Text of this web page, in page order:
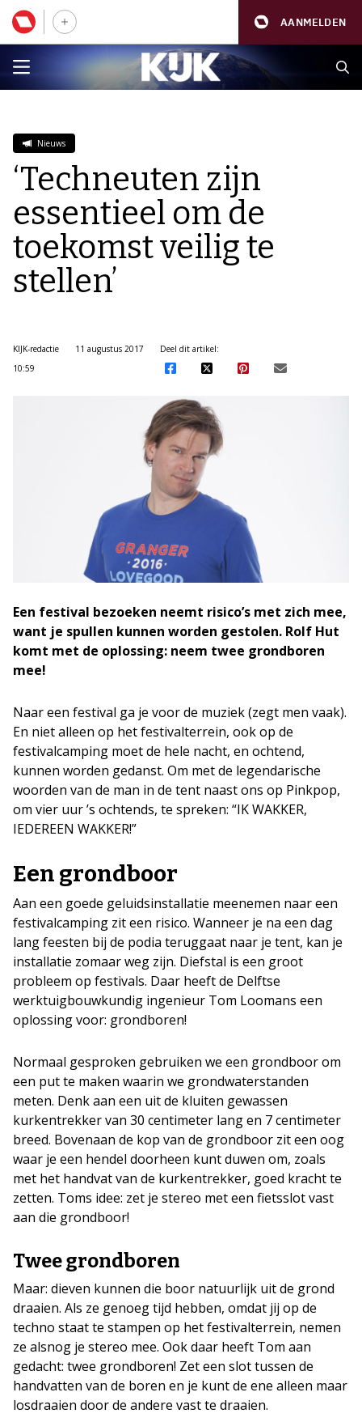
AANMELDEN
Nieuws
‘Techneuten zijn
essentieel om de
toekomst veilig te
stellen’
KIJK-redactie
11 augustus 2017
10:59
Deel dit artikel:
Een festival bezoeken neemt risico’s met zich mee,
want je spullen kunnen worden gestolen. Rolf Hut
komt met de oplossing: neem twee grondboren
mee!
Naar een festival ga je voor de muziek (zegt men vaak).
En niet alleen op het festivalterrein, ook op de
festivalcamping moet de hele nacht, en ochtend,
kunnen worden gedanst. Om met de legendarische
woorden van de man in de tent naast ons op Pinkpop,
om vier uur ’s ochtends, te spreken: “IK WAKKER,
IEDEREEN WAKKER!”
Een grondboor
Aan een goede geluidsinstallatie meenemen naar een
festivalcamping zit een risico. Wanneer je na een dag
lang feesten bij de podia teruggaat naar je tent, kan je
installatie zomaar weg zijn. Diefstal is een groot
probleem op festivals. Daar heeft de Delftse
werktuigbouwkundig ingenieur Tom Loomans een
oplossing voor: grondboren!
Normaal gesproken gebruiken we een grondboor om
een put te maken waarin we grondwaterstanden
meten. Denk aan een uit de kluiten gewassen
kurkentrekker van 30 centimeter lang en 7 centimeter
breed. Bovenaan de kop van de grondboor zit een oog
waar je een hendel doorheen kunt duwen om, zoals
met het handvat van de kurkentrekker, goed kracht te
zetten. Toms idee: zet je stereo met een fietsslot vast
aan die grondboor!
Twee grondboren
Maar: dieven kunnen die boor natuurlijk uit de grond
draaien. Als ze genoeg tijd hebben, omdat jij op de
techno staat te stampen op het festivalterrein, nemen
ze alsnog je stereo mee. Ook daar heeft Tom aan
gedacht: twee grondboren! Zet een slot tussen de
handvatten van de boren en je kunt de ene alleen maar
losdraaien door de andere vast te draaien.